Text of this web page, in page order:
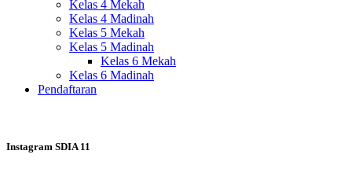
Kelas 4 Mekah
Kelas 4 Madinah
Kelas 5 Mekah
Kelas 5 Madinah
Kelas 6 Mekah
Kelas 6 Madinah
Pendaftaran
Instagram SDIA 11